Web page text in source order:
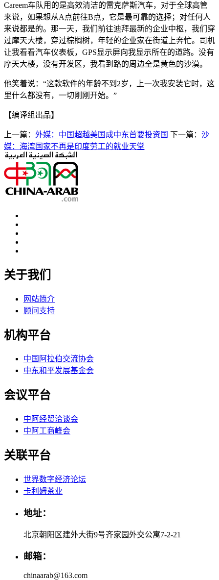
Careem车队用的是高效清洁的雷克萨斯汽车，对于全球高管
来说，如果想从A点前往B点，它是最可靠的选择；对任何人
来说都是的。那一天，我们前往迪拜最新的企业中枢，我们穿
过摩天大楼，穿过棕榈树，年轻的企业家在街道上奔忙。司机
让我看看汽车仪表板，GPS显示屏向我显示所在的道路。没有
摩天大楼，没有开发区，我看到路的周边全是黄色的沙漠。
他笑着说：“这款软件的年龄不到2岁，上一次我安装它时，这
里什么都没有，一切刚刚开始。”
【编译组出品】
上一篇： 外媒：中国超越美国成中东首要投资国 下一篇： 沙
媒：海湾国家不再是印度劳工的就业天堂
关于我们
网站简介
顾问支持
机构平台
中国阿拉伯交流协会
中东和平发展基金会
会议平台
中阿经贸洽谈会
中阿工商峰会
关联平台
世界数字经济论坛
卡利姆茶业
地址：
北京朝阳区建外大街9号齐家园外交公寓7-2-21
邮箱：
chinaarab@163.com